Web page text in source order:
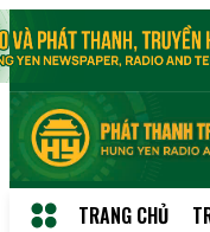
TRANG CHỦ